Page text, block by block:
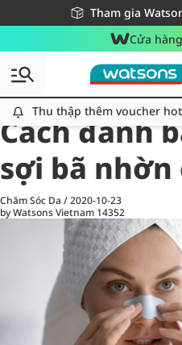
Tham gia
Miễn phí giao hàng
Giao hàng nhanh 24h -
Cửa
Thu thập thêm voucher
All
Chăm Sóc Cá Nhân
Cách đánh
sợi bã
Chăm Sóc Da /2020-10-23
by Watsons Vietnam 14352